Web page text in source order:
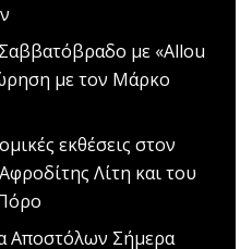
με «Allou
με τον Μάρκο
εκθέσεις στον
Λίτη και του
Αποστόλων Σήμερα